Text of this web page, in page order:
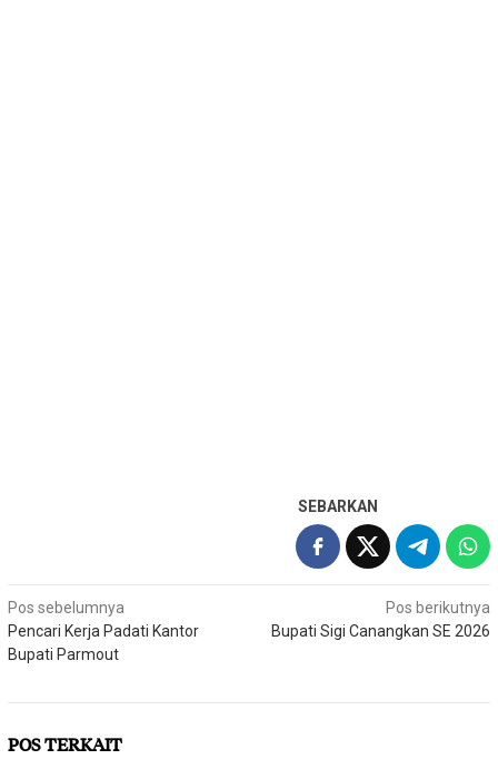
SEBARKAN
Navigasi
pos
Pos sebelumnya
Pencari Kerja Padati Kantor
Bupati Parmout
Pos berikutnya
Bupati Sigi Canangkan SE 2026
POS TERKAIT